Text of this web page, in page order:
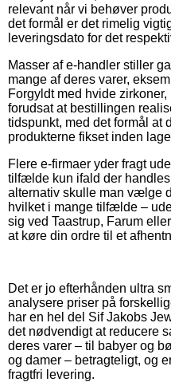
relevant når vi behøver
det formål er det rimelig
leveringsdato for det
Masser af e-handler stiller
mange af deres varer,
Forgyldt med hvide
forudsat at bestillingen
tidspunkt, med det formål at
produkterne fikset inden
Flere e-firmaer yder fragt
tilfælde kun ifald der
alternativ skulle man vælge
hvilket i mange tilfælde –
sig ved Taastrup, Farum
at køre din ordre til et
Det er jo efterhånden ultra
analysere priser på
har en hel del Sif Jakobs
det nødvendigt at reducere
deres varer – til babyer og
og damer – betragteligt, og
fragtfri levering.